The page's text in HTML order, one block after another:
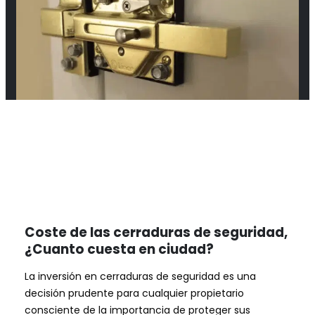
Coste de las cerraduras de seguridad,
¿Cuanto cuesta en ciudad?
La inversión en cerraduras de seguridad es una
decisión prudente para cualquier propietario
consciente de la importancia de proteger sus